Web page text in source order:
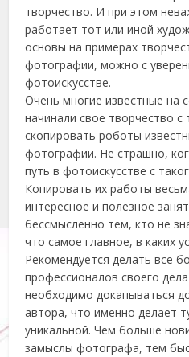
творчество. И при этом
работает тот или иной
основы на примерах
фотографии, можно с
фотоискусстве.
Очень многие известные на
начинали свое творчество с
скопировать роботы
фотографии. Не страшно,
путь в фотоискусстве с
Копировать их работы
интересное и полезное
бессмысленно тем, кто не
что самое главное, в каких
Рекомендуется делать все
профессионалов своего
необходимо докапываться
автора, что именно делает
уникальной. Чем больше
замыслы фотографа, тем